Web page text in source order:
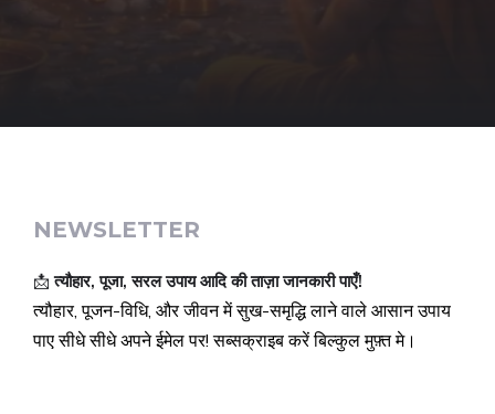
NEWSLETTER
📩त्यौहार, पूजा, सरल उपाय आदि की ताज़ा जानकारी पाएँ!
त्यौहार, पूजन-विधि, और जीवन में सुख-समृद्धि लाने वाले आसान उपाय
पाए सीधे सीधे अपने ईमेल पर! सब्सक्राइब करें बिल्कुल मुफ़्त मे।